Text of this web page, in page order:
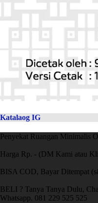
Katalaog IG
Penyekat Ruangan Minimalis
Harga Rp. - (DM Kami atau
BISA COD, Bayar Ditempat
BELI ? Tanya Tanya Dulu,
Whatsapp. 081 229 525 525